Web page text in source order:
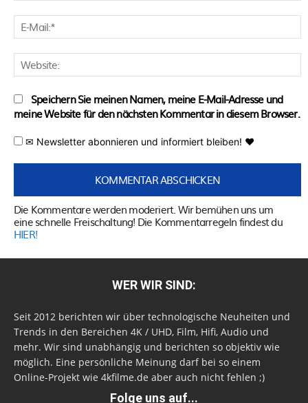
Speichern Sie meinen Namen, meine E-Mail-Adresse und
meine Website für den nächsten Kommentar in diesem Browser.
✉ Newsletter abonnieren und informiert bleiben! ♥
Die Kommentare werden moderiert. Wir bemühen uns um
eine schnelle Freischaltung! Die Kommentarregeln findest du
HIER!
WER WIR SIND:
Seit 2012 berichten wir über technologische Neuheiten und
Trends in den Bereichen 4K / UHD, Film, Hifi, Audio und
mehr. Wir sind unabhängig und berichten so objektiv wie
möglich. Eine persönliche Meinung darf bei so einem
Online-Projekt wie 4kfilme.de aber auch nicht fehlen ;)
Folge uns auf...